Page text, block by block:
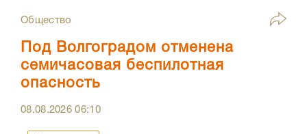
Общество
Под Волгоградом отменена
семичасовая беспилотная
опасность
08.08.202606:10